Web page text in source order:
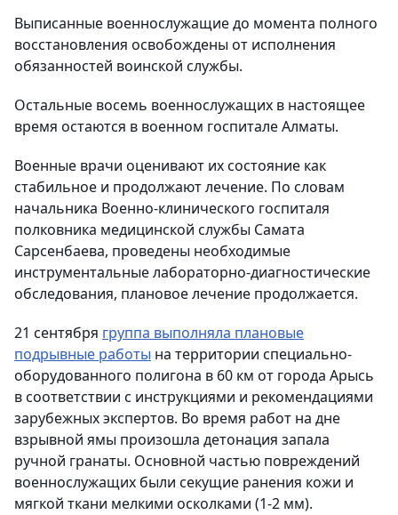
Выписанные военнослужащие до момента полного
восстановления освобождены от исполнения
обязанностей воинской службы.
Остальные восемь военнослужащих в настоящее
время остаются в военном госпитале Алматы.
Военные врачи оценивают их состояние как
стабильное и продолжают лечение. По словам
начальника Военно-клинического госпиталя
полковника медицинской службы Самата
Сарсенбаева, проведены необходимые
инструментальные лабораторно-диагностические
обследования, плановое лечение продолжается.
21 сентября группа выполняла плановые
подрывные работы на территории специально-
оборудованного полигона в 60 км от города Арысь
в соответствии с инструкциями и рекомендациями
зарубежных экспертов. Во время работ на дне
взрывной ямы произошла детонация запала
ручной гранаты. Основной частью повреждений
военнослужащих были секущие ранения кожи и
мягкой ткани мелкими осколками (1-2 мм).